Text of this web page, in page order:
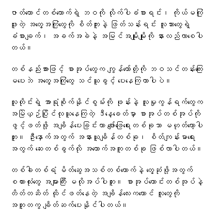
ဇာတ်ကောင်တစ်ယောက်ရဲ့ ဘဝကို လိုက်ပါခံစားရင်း၊ ကိုယ်မကြုံ
ဖူးတဲ့ အတွေ့အကြုံတွေကို စိတ်ကူးနဲ့ ဖြတ်သန်းရင်း လူသားတွေရဲ့
ခံစားချက်၊ အခက်အခဲနဲ့ အမြင်အမျိုးမျိုးကို နားလည်လာစေပါ
တယ်။
တစ်နည်းအားဖြင့် စာအုပ်တွေက ကျွန်တော်တို့ကို ဘဝသင်တန်းကြေး
မပေးဘဲ အတွေ့အကြုံတွေ သင်ယူခွင့် ပေးနေကြတာပါပဲ။
လူတိုင်းရဲ့ အာရုံစိုက်နိုင်စွမ်းကို ဖုန်းနဲ့ လူမှုကွန်ရက်တွေက
အမြဲယှဉ်ပြိုင်လုယူနေကြတဲ့ ဒီနေ့ခေတ်မှာ စာအုပ်တစ်အုပ်ကို
ဖွင့်ဖတ်ဖို့ အချိန်ပေးခြင်းဟာ ဖျော်ဖြေရေးတစ်ခုသာ မဟုတ်တော့ပါ
ဘူး။ ဦးနှောက်အတွက် အနားယူချိန်တစ်ခု၊ စိတ်ကျန်းမာရေး
အတွက် ဆေးတစ်ခွက်လို အထောက်အကူတစ်ခု ဖြစ်လာပါတယ်။
တစ်ခါတစ်ရံ မိတ်ဆွေအသစ်တစ်ယောက်နဲ့ တွေ့ဆုံဖို့အတွက်
စကားလုံးတွေ အများကြီး မလိုအပ်ပါဘူး။ စာအုပ်ကောင်းတစ်အုပ်နဲ့
တိတ်တဆိတ် ထိုင်ဖတ်နေတဲ့ အချိန်လေးကတောင် လူတွေကို
အတူတကွ ချိတ်ဆက်ပေးနိုင်ပါတယ်။